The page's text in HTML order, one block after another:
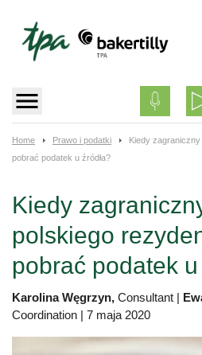
content
Home Prawo i podatki
Kiedy
pobrać podatek u źródła?
Kiedy
polskiego
pobrać podatek u
Karolina Węgrzyn, Consultant |
Coordination | 7 maja 2020